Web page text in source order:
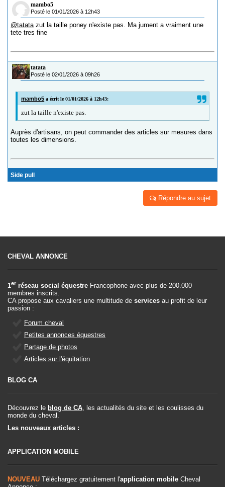
mambo5
Posté le 01/01/2026 à 12h43
@tatata zut la taille poney n'existe pas. Ma jument a vraiment une
tete tres fine
tatata
Posté le 02/01/2026 à 09h26
mambo5 a écrit le 01/01/2026 à 12h43:
zut la taille n'existe pas.
Auprès d'artisans, on peut commander des articles sur mesures dans
toutes les dimensions.
Side pull
Répondre au sujet
CHEVAL ANNONCE
1er réseau social équestre Francophone avec plus de 200.000
membres inscrits.
CA propose aux cavaliers une multitude de services au profit de leur
passion :
Forum cheval
Petites annonces équestres
Partage de photos
Articles sur l'équitation
BLOG CA
Découvrez le blog de CA, les actualités du site et les coulisses du
monde du cheval.
Les nouveaux articles :
APPLICATION MOBILE
NOUVEAU Téléchargez gratuitement l'application mobile Cheval